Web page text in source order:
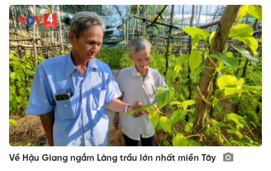
Về Hậu Giang ngắm Làng trầu lớn nhất miền Tây